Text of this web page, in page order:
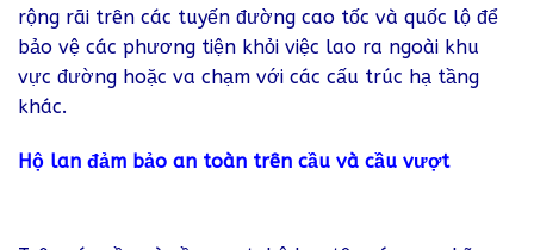
rộng rãi trên các tuyến đường cao tốc và quốc lộ để
bảo vệ các phương tiện khỏi việc lao ra ngoài khu
vực đường hoặc va chạm với các cấu trúc hạ tầng
khác.
Hộ lan đảm bảo an toàn trên cầu và cầu vượt